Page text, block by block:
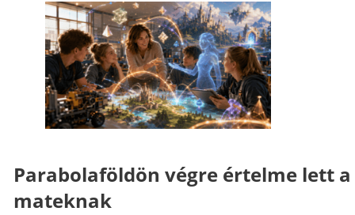
Parabolaföldön végre értelme lett a
mateknak